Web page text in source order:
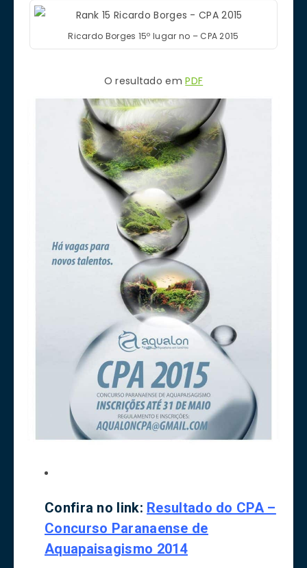
Ricardo Borges 15º lugar no – CPA 2015
O resultado emPDF
Confira no link: Resultado do CPA –
Concurso Paranaense de
Aquapaisagismo 2014